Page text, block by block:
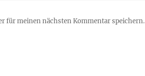
für meinen nächsten Kommentar speichern.